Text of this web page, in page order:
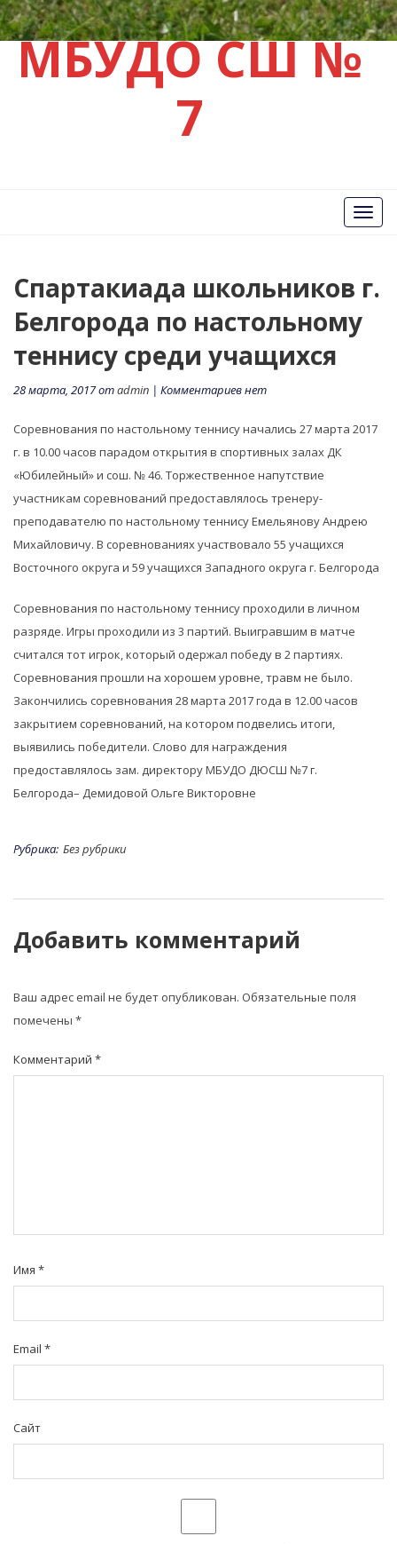
МБУДО СШ №
7
Вкл/
Выкл
Спартакиада школьников г.
Белгорода по настольному
теннису среди учащихся
28 марта, 2017 отadmin | Комментариев нет
Соревнования по настольному теннису начались 27 марта 2017
г. в 10.00 часов парадом открытия в спортивных залах ДК
«Юбилейный» и сош. № 46. Торжественное напутствие
участникам соревнований предоставлялось тренеру-
преподавателю по настольному теннису Емельянову Андрею
Михайловичу. В соревнованиях участвовало 55 учащихся
Восточного округа и 59 учащихся Западного округа г. Белгорода
Соревнования по настольному теннису проходили в личном
разряде. Игры проходили из 3 партий. Выигравшим в матче
считался тот игрок, который одержал победу в 2 партиях.
Соревнования прошли на хорошем уровне, травм не было.
Закончились соревнования 28 марта 2017 года в 12.00 часов
закрытием соревнований, на котором подвелись итоги,
выявились победители. Слово для награждения
предоставлялось зам. директору МБУДО ДЮСШ №7 г.
Белгорода– Демидовой Ольге Викторовне
Рубрика: Без рубрики
Добавить комментарий
Ваш адрес email не будет опубликован. Обязательные поля
помечены *
Комментарий *
Имя *
Email *
Сайт